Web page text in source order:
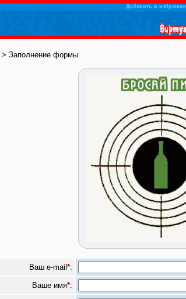
Добавить в
> Заполнение формы
Ваш e-mail *:
Ваше имя*: